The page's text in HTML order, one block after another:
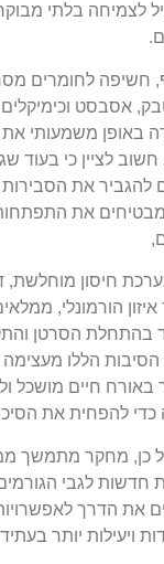
לצמיחה בלתי
חשיפה לחומרים
אסבסט וכימיקלים
באופן משמעותי את
לציין כי בעוד
להגביר את
את
חיסון מוחלשת,
איזון הורמונלי,
בהתחלת הסרטן
הללו מעצימה
באורח חיים מושכל
כדי להפחית את
כן, מחקר מתמשך
חדשות לגבי
את הדרך
ויעילות יותר